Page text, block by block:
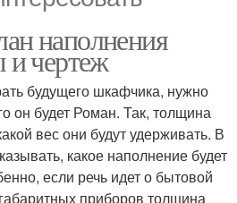
наполнения
и чертеж
будущего шкафчика, нужно
он будет Роман. Так, толщина
вес они будут удерживать. В
какое наполнение будет
если речь идет о бытовой
приборов толщина